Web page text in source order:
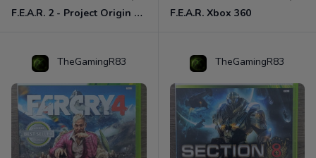
F.E.A.R. 2 - Project Origin Xbox 360 F.E.A.R. Xbox 360
TheGamingR83 TheGamingR83